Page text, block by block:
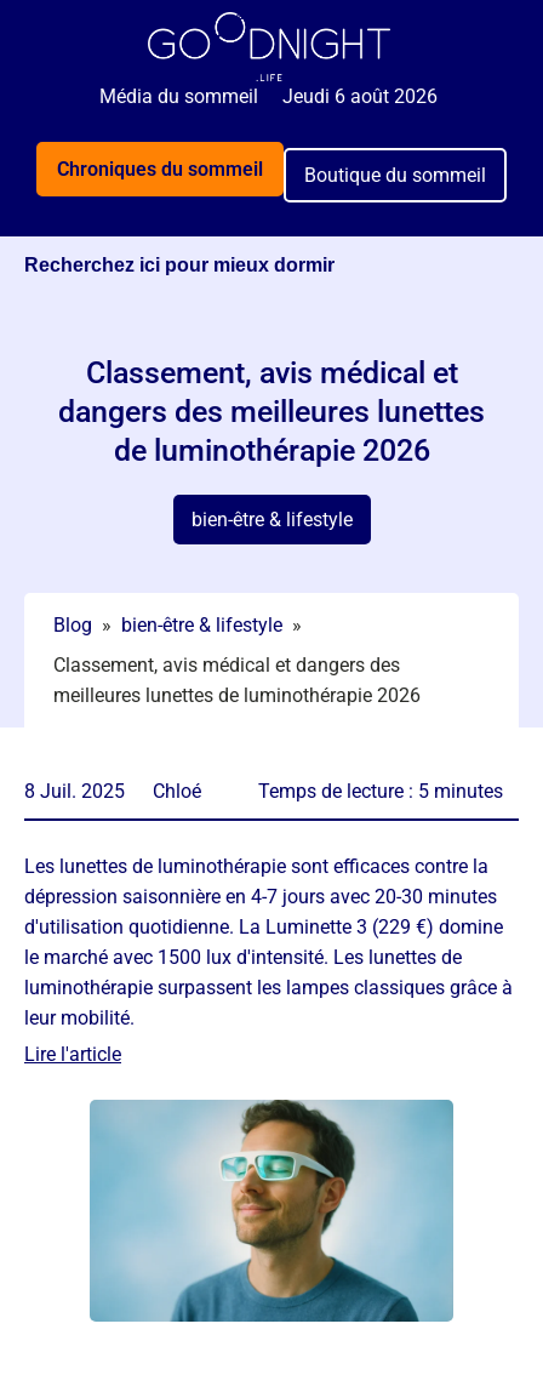
Média du sommeil Jeudi 6 août 2026
Chroniques du sommeil Boutique du sommeil
Recherchez ici pour mieux dormir
Classement, avis médical et
dangers des meilleures lunettes
de luminothérapie 2026
bien-être & lifestyle
Blog » bien-être & lifestyle »
Classement, avis médical et dangers des
meilleures lunettes de luminothérapie 2026
8 Juil. 2025 Chloé Temps de lecture : 5 minutes
Les lunettes de luminothérapie sont efficaces contre la
dépression saisonnière en 4-7 jours avec 20-30 minutes
d'utilisation quotidienne. La Luminette 3 (229 €) domine
le marché avec 1500 lux d'intensité. Les lunettes de
luminothérapie surpassent les lampes classiques grâce à
leur mobilité.
Lire l'article
🌙 Rejoignez 5 000+ personnes qui reçoivent
GRATUITEMENT nos astuces sommeil 2x par semaine.